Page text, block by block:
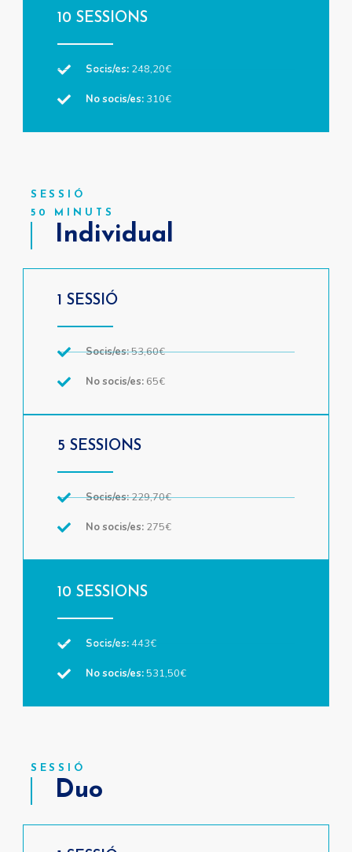
10 SESSIONS
Socis/es: 248,20€
No socis/es: 310€
SESSIÓ
50 MINUTS
Individual
1 SESSIÓ
Socis/es:53,60€
No socis/es: 65€
5 SESSIONS
Socis/es:229,70€
No socis/es: 275€
10 SESSIONS
Socis/es:443€
No socis/es:531,50€
SESSIÓ
Duo